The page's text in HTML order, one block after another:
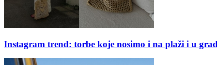
Instagram trend: torbe koje nosimo i na plaži i u